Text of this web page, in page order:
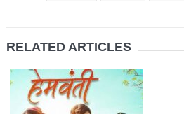
RELATED ARTICLES